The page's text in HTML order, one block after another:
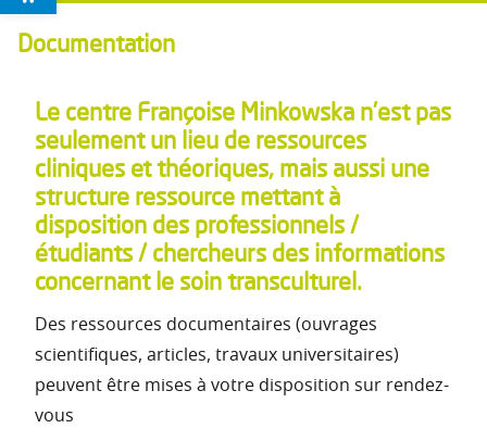
Documentation
Le centre Françoise Minkowska n’est pas
seulement un lieu de ressources
cliniques et théoriques, mais aussi une
structure ressource mettant à
disposition des professionnels /
étudiants / chercheurs des informations
concernant le soin transculturel.
Des ressources documentaires (ouvrages
scientifiques, articles, travaux universitaires)
peuvent être mises à votre disposition sur rendez-
vous